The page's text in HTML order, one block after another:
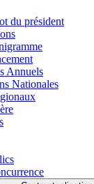
du président
Annuels
Nationales